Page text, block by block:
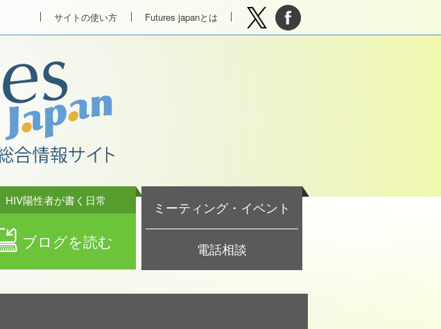
サイトの使い方 Futures japanとは
ブログを読む
HIV陽性者が書く日常 ミーティング・イベント
電話相談